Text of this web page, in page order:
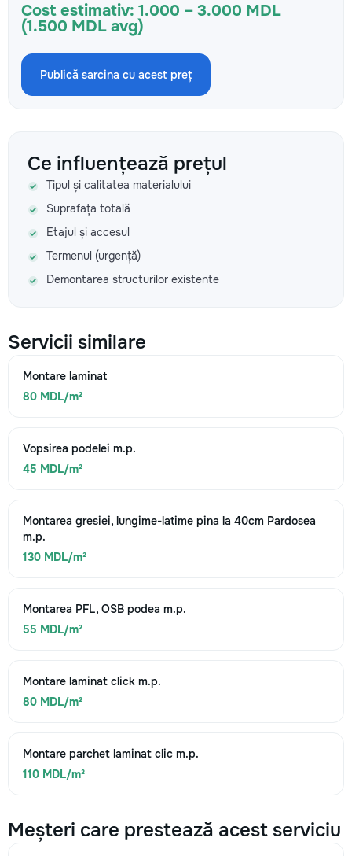
Cost estimativ: 1.000 – 3.000 MDL
(1.500 MDL avg)
Publică sarcina cu acest preț
Ce influențează prețul
Tipul și calitatea materialului
Suprafața totală
Etajul și accesul
Termenul (urgență)
Demontarea structurilor existente
Servicii similare
Montare laminat
80 MDL/m²
Vopsirea podelei m.p.
45 MDL/m²
Montarea gresiei, lungime-latime pina la 40cm Pardosea
m.p.
130 MDL/m²
Montarea PFL, OSB podea m.p.
55 MDL/m²
Montare laminat click m.p.
80 MDL/m²
Montare parchet laminat clic m.p.
110 MDL/m²
Meșteri care prestează acest serviciu